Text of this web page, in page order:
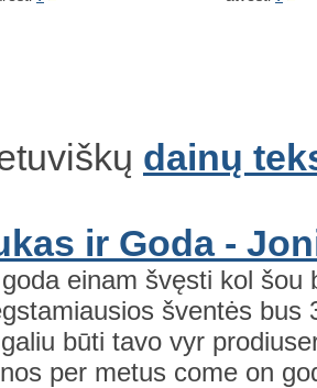
dainų
ir Goda -
einam švęsti kol
šventės bus
būti tavo vyr
per metus come on